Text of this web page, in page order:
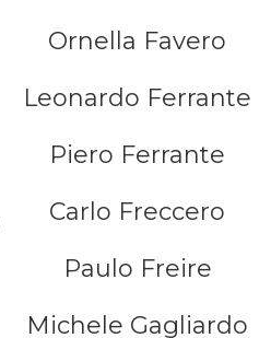
Ornella Favero
Leonardo Ferrante
Piero Ferrante
Carlo Freccero
Paulo Freire
Michele Gagliardo